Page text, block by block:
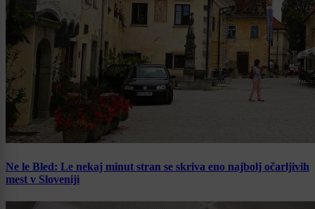
Ne le Bled: Le nekaj minut stran se skriva eno najbolj očarljivih
mest v Sloveniji